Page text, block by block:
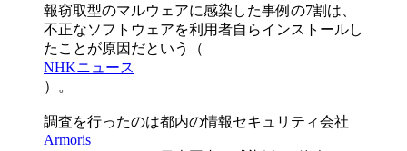
報窃取型のマルウェアに感染した事例の7割は、
不正なソフトウェアを利用者自らインストールし
たことが原因だという（
NHKニュース
）。
調査を行ったのは都内の情報セキュリティ会社
Armoris